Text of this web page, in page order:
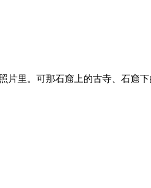
片里。可那石窟上的古寺、石窟